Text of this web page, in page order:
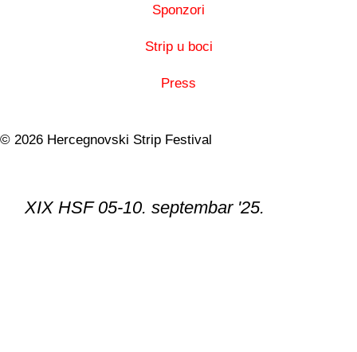
Sponzori
Strip u boci
Press
© 2026 Hercegnovski Strip Festival
XIX HSF 05-10. septembar '25.